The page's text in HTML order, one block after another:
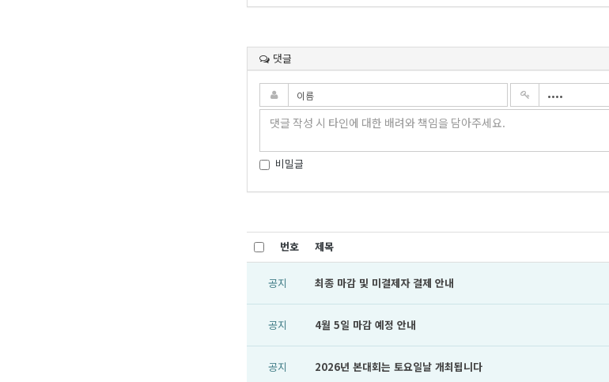
댓글
비밀글
번호 제목
공지 최종 마감 및 미결제자 결제 안내
공지 4월 5일 마감 예정 안내
공지 2026년 본대회는 토요일날 개최됩니다